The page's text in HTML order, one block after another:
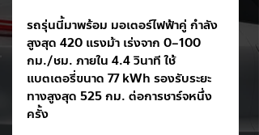
รถรุ่นนี้มาพร้อม มอเตอร์ไฟฟ้าคู่ กำลัง
สูงสุด 420 แรงม้า เร่งจาก 0–100
กม./ชม. ภายใน 4.4 วินาที ใช้
แบตเตอรี่ขนาด 77 kWh รองรับระยะ
ทางสูงสุด 525 กม. ต่อการชาร์จหนึ่ง
ครั้ง